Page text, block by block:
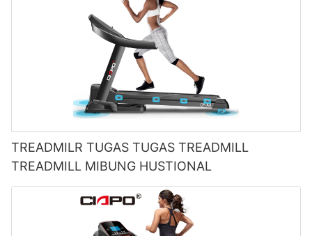
TREADMILR TUGAS TUGAS TREADMILL
TREADMILL MIBUNG HUSTIONAL